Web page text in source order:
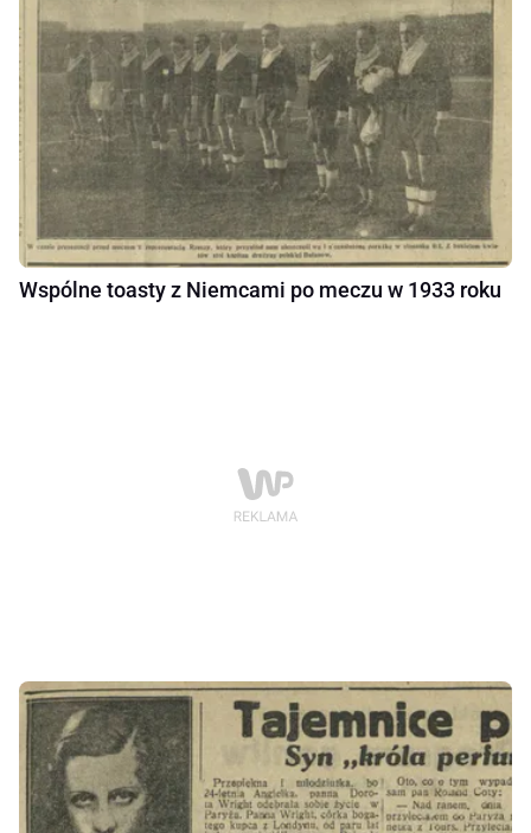
Wspólne toasty z Niemcami po meczu w 1933 roku